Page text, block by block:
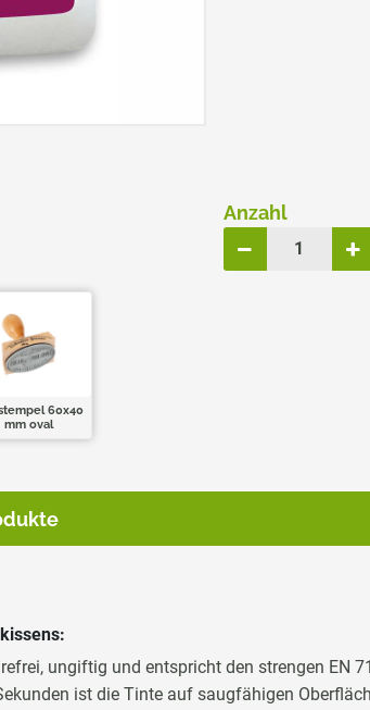
60x40
mm oval
Anzahl
ungiftig und entspricht den strengen EN
ist die Tinte auf saugfähigen